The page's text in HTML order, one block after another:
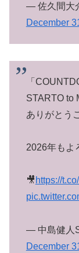
— 佐久間大
December
「
STARTO to
ありがとう
2026年もよ
🎥 https://
— 中島健人
December